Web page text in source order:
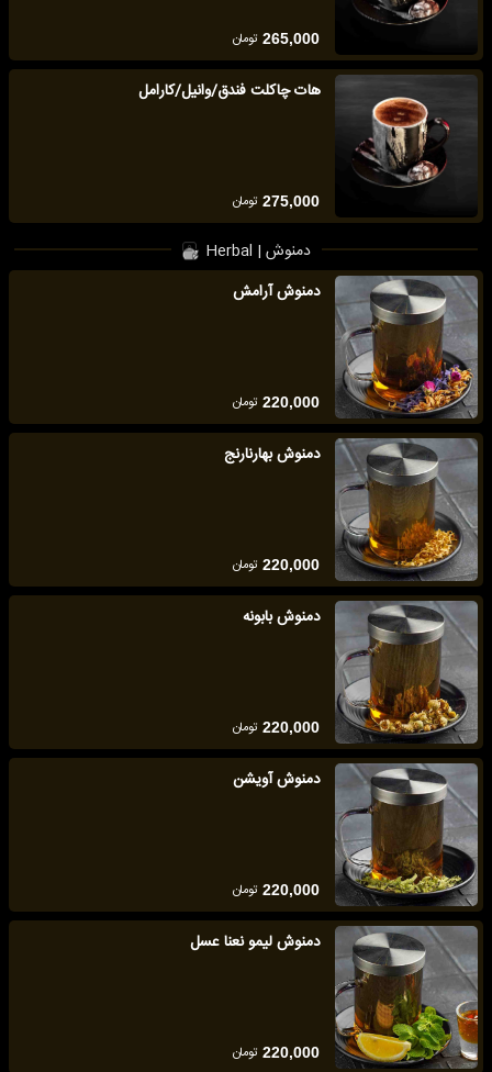
265,000 تومان
هات چاکلت فندق/وانیل/کارامل
275,000 تومان
دمنوش | Herbal
دمنوش آرامش
220,000 تومان
دمنوش بهارنارنج
220,000 تومان
دمنوش بابونه
220,000 تومان
دمنوش آویشن
220,000 تومان
دمنوش لیمو نعنا عسل
220,000 تومان